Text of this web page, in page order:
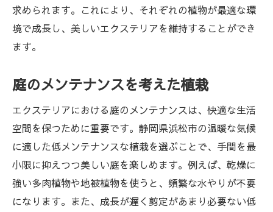
求められます。これにより、それぞれの植物が最適な環
境で成長し、美しいエクステリアを維持することができ
ます。
庭のメンテナンスを考えた植栽
エクステリアにおける庭のメンテナンスは、快適な生活
空間を保つために重要です。静岡県浜松市の温暖な気候
に適した低メンテナンスな植栽を選ぶことで、手間を最
小限に抑えつつ美しい庭を楽しめます。例えば、乾燥に
強い多肉植物や地被植物を使うと、頻繁な水やりが不要
になります。また、成長が遅く剪定があまり必要ない低